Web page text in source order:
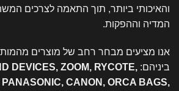
והאיכותי ביותר, תוך התאמה לצרכים
המדיה וההפקות.
אנו מציעים מבחר רחב של מוצרים
ביניהם: DEVICES, ZOOM, RYCOTE,
PANASONIC, CANON, ORCA BAGS,